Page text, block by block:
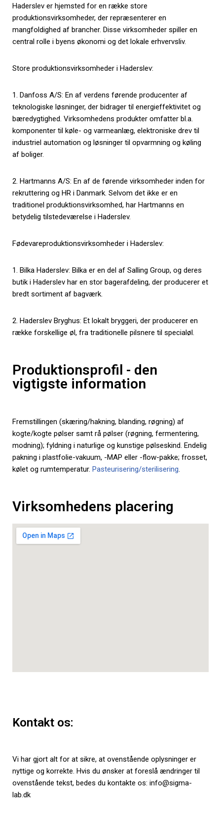
Haderslev er hjemsted for en række store
produktionsvirksomheder, der repræsenterer en
mangfoldighed af brancher. Disse virksomheder spiller en
central rolle i byens økonomi og det lokale erhvervsliv.
Store produktionsvirksomheder i Haderslev:
1. Danfoss A/S: En af verdens førende producenter af
teknologiske løsninger, der bidrager til energieffektivitet og
bæredygtighed. Virksomhedens produkter omfatter bl.a.
komponenter til køle- og varmeanlæg, elektroniske drev til
industriel automation og løsninger til opvarmning og køling
af boliger.
2. Hartmanns A/S: En af de førende virksomheder inden for
rekruttering og HR i Danmark. Selvom det ikke er en
traditionel produktionsvirksomhed, har Hartmanns en
betydelig tilstedeværelse i Haderslev.
Fødevareproduktionsvirksomheder i Haderslev:
1. Bilka Haderslev: Bilka er en del af Salling Group, og deres
butik i Haderslev har en stor bagerafdeling, der producerer et
bredt sortiment af bagværk.
2. Haderslev Bryghus: Et lokalt bryggeri, der producerer en
række forskellige øl, fra traditionelle pilsnere til specialøl.
Produktionsprofil - den
vigtigste information
Fremstillingen (skæring/hakning, blanding, røgning) af
kogte/kogte pølser samt rå pølser (røgning, fermentering,
modning); fyldning i naturlige og kunstige pølseskind. Endelig
pakning i plastfolie-vakuum, -MAP eller -flow-pakke; frosset,
kølet og rumtemperatur. Pasteurisering/sterilisering.
Virksomhedens placering
Kontakt os:
Vi har gjort alt for at sikre, at ovenstående oplysninger er
nyttige og korrekte. Hvis du ønsker at foreslå ændringer til
ovenstående tekst, bedes du kontakte os: info@sigma-
lab.dk